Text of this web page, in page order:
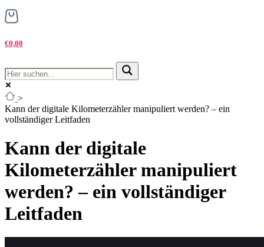
€0,00
>
Kann der digitale Kilometerzähler manipuliert werden? – ein
vollständiger Leitfaden
Kann der digitale
Kilometerzähler manipuliert
werden? – ein vollständiger
Leitfaden